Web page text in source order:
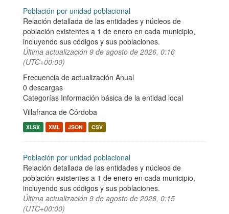
Población por unidad poblacional
Relación detallada de las entidades y núcleos de
población existentes a 1 de enero en cada municipio,
incluyendo sus códigos y sus poblaciones.
Última actualización 9 de agosto de 2026, 0:16
(UTC+00:00)
Frecuencia de actualización Anual
0 descargas
Categorías Información básica de la entidad local
Villafranca de Córdoba
XLSX XML JSON CSV
Población por unidad poblacional
Relación detallada de las entidades y núcleos de
población existentes a 1 de enero en cada municipio,
incluyendo sus códigos y sus poblaciones.
Última actualización 9 de agosto de 2026, 0:15
(UTC+00:00)